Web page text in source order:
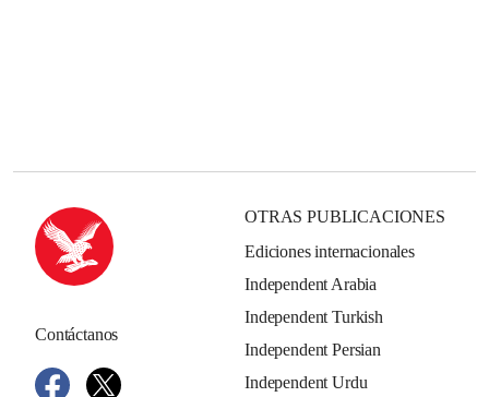
Contáctanos
OTRAS PUBLICACIONES
Ediciones internacionales
Independent Arabia
Independent Turkish
Independent Persian
Independent Urdu